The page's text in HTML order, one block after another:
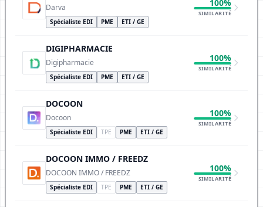
Darva
Spécialiste EDI PME ETI / GE
100%
SIMILARITÉ
DIGIPHARMACIE
Digipharmacie
Spécialiste EDI PME ETI / GE
100%
SIMILARITÉ
DOCOON
Docoon
Spécialiste EDI TPE PME ETI / GE
100%
SIMILARITÉ
DOCOON IMMO / FREEDZ
DOCOON IMMO / FREEDZ
Spécialiste EDI TPE PME ETI / GE
100%
SIMILARITÉ